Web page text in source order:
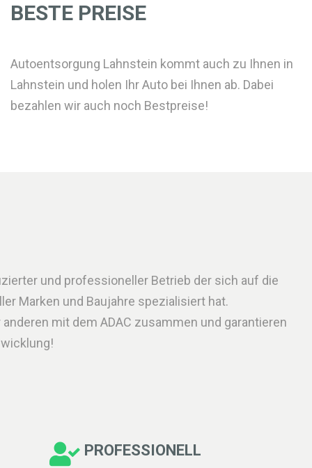
BESTE PREISE
Autoentsorgung Lahnstein kommt auch zu Ihnen in
Lahnstein und holen Ihr Auto bei Ihnen ab. Dabei
bezahlen wir auch noch Bestpreise!
und professioneller Betrieb der sich auf die
Marken und Baujahre spezialisiert hat.
mit dem ADAC zusammen und garantieren
PROFESSIONELL